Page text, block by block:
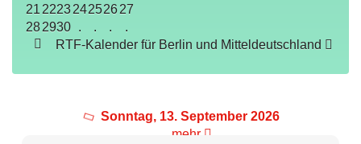
21 222324252627
282930 . . .
.
RTF-Kalender für Berlin und Mitteldeutschland
Sonntag, 13. September 2026
mehr